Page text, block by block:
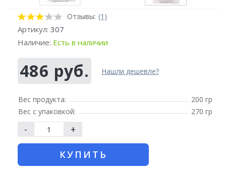
Отзывы: (1)
Артикул: 307
Наличие: Есть в наличии
486 руб. Нашли дешевле?
Вес продукта:
200 гр
Вес с упаковкой:
270 гр
- +
КУПИТЬ